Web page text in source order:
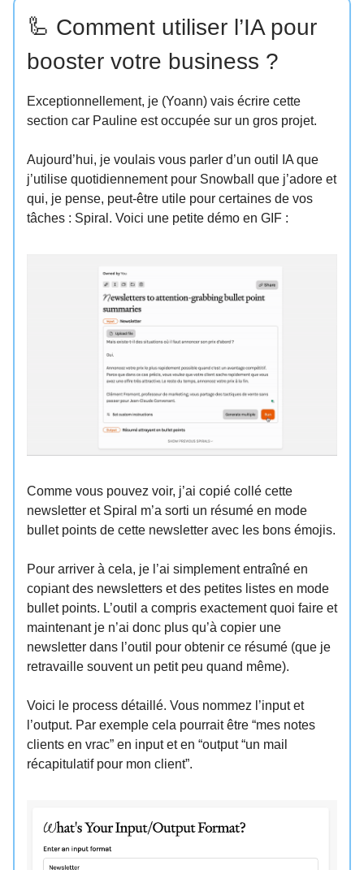
🦾 Comment utiliser l’IA pour
booster votre business ?
Exceptionnellement, je (Yoann) vais écrire cette
section car Pauline est occupée sur un gros projet.
Aujourd’hui, je voulais vous parler d’un outil IA que
j’utilise quotidiennement pour Snowball que j’adore et
qui, je pense, peut-être utile pour certaines de vos
tâches : Spiral. Voici une petite démo en GIF :
Comme vous pouvez voir, j’ai copié collé cette
newsletter et Spiral m’a sorti un résumé en mode
bullet points de cette newsletter avec les bons émojis.
Pour arriver à cela, je l’ai simplement entraîné en
copiant des newsletters et des petites listes en mode
bullet points. L’outil a compris exactement quoi faire et
maintenant je n’ai donc plus qu’à copier une
newsletter dans l’outil pour obtenir ce résumé (que je
retravaille souvent un petit peu quand même).
Voici le process détaillé. Vous nommez l’input et
l’output. Par exemple cela pourrait être “mes notes
clients en vrac” en input et en “output “un mail
récapitulatif pour mon client”.